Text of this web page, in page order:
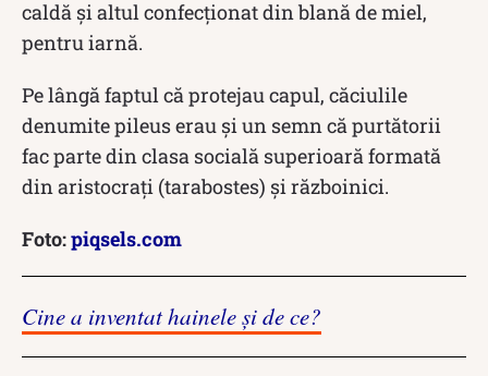
caldă și altul confecționat din blană de miel,
pentru iarnă.
Pe lângă faptul că protejau capul, căciulile
denumite pileus erau şi un semn că purtătorii
fac parte din clasa socială superioară formată
din aristocraţi (tarabostes) şi războinici.
Foto:piqsels.com
Cine a inventat hainele și de ce?